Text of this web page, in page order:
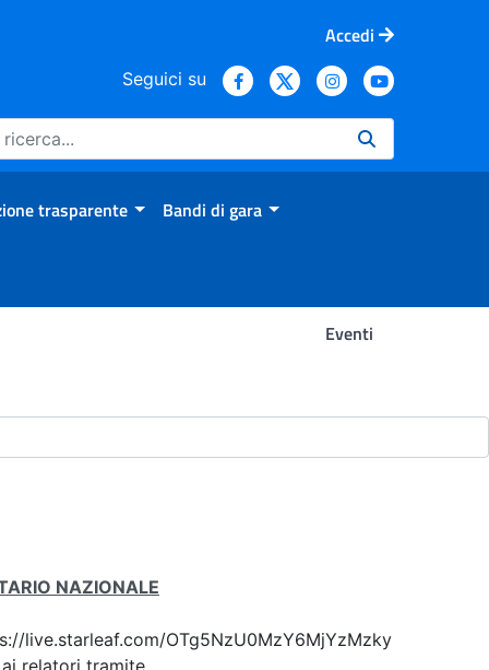
Accedi
Seguici su
trasparente Bandi di gara
Eventi
NAZIONALE
live.starleaf.com/OTg5NzU0MzY6MjYzMzky
relatori tramite...